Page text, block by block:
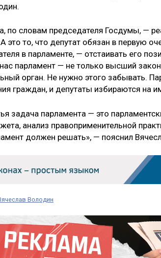
по словам председателя Госдумы, —
это то, что депутат обязан в первую
в парламенте, — отстаивать его
парламент — не только высший
орган. Не нужно этого забывать.
граждан, и депутаты избираются на
задача парламента — это
анализ правоприменительной
должен решать», — пояснил
Володин